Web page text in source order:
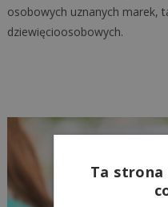
osobowych uznanych marek,
dziewięcioosobowych.
Ta strona